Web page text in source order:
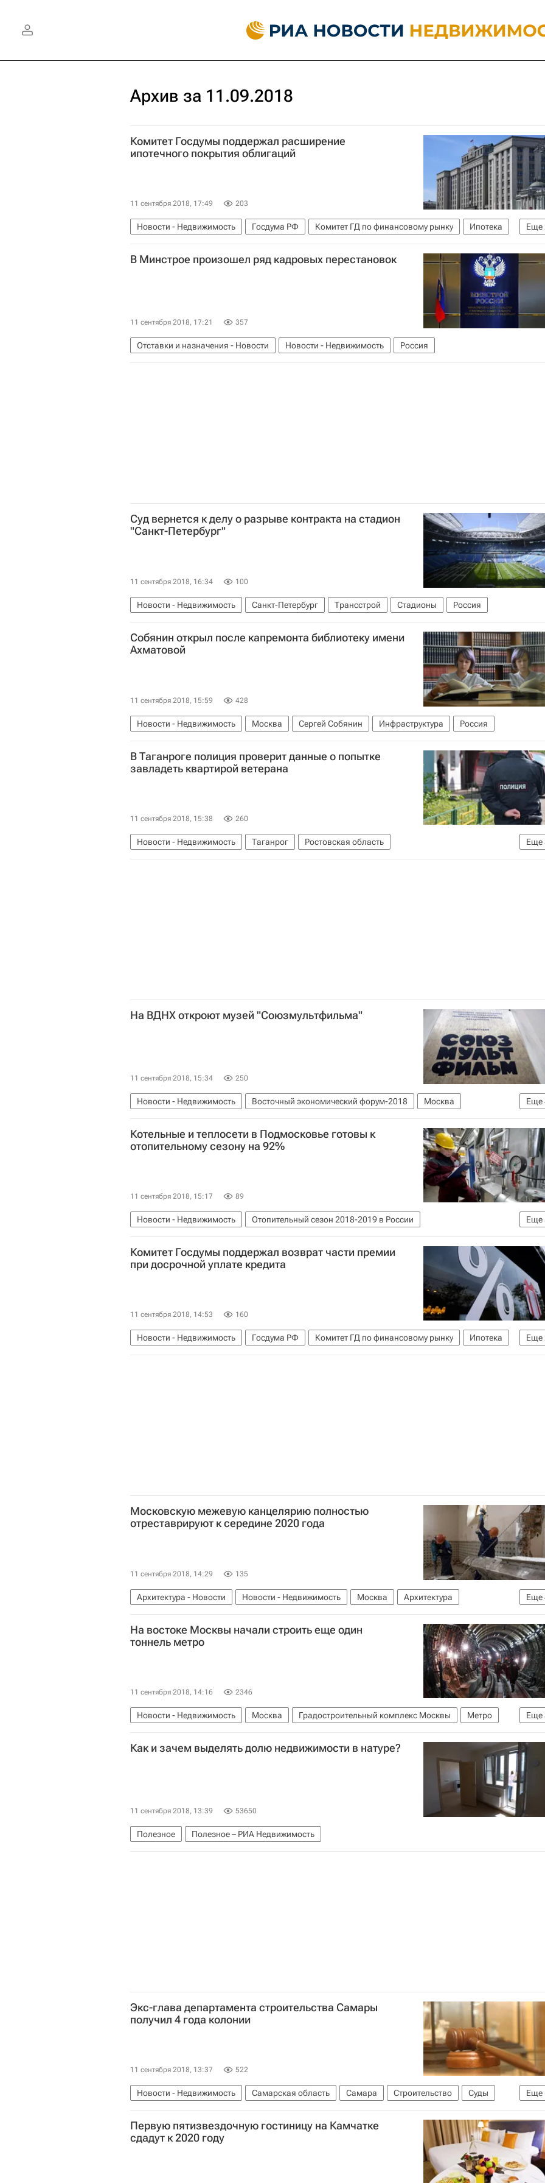
Архив за 11.09.2018
Комитет Госдумы поддержал расширение
ипотечного покрытия облигаций
11 сентября 2018, 17:49 203
Еще
Новости - Недвижимость Госдума РФ Комитет ГД по финансовому рынку
Ипотека
Ипотечные облигации
Россия
В Минстрое произошел ряд кадровых перестановок
11 сентября 2018, 17:21 357
Отставки и назначения - Новости Новости - Недвижимость Россия
Суд вернется к делу о разрыве контракта на стадион
"Санкт-Петербург"
11 сентября 2018, 16:34 100
Новости - Недвижимость Санкт-Петербург Трансстрой Стадионы Россия
Собянин открыл после капремонта библиотеку имени
Ахматовой
11 сентября 2018, 15:59 428
Новости - Недвижимость Москва Сергей Собянин Инфраструктура Россия
В Таганроге полиция проверит данные о попытке
завладеть квартирой ветерана
11 сентября 2018, 15:38 260
Еще
Новости - Недвижимость Таганрог
Ростовская область
ГУ МВД РФ по Ростовской области
Жилье Россия
На ВДНХ откроют музей "Союзмультфильма"
11 сентября 2018, 15:34 250
Еще
Новости - Недвижимость Восточный экономический форум-2018
Москва
Юлиана Слащева
Союзмультфильм ВДНХ Россия
Котельные и теплосети в Подмосковье готовы к
отопительному сезону на 92%
11 сентября 2018, 15:17 89
Еще
Новости - Недвижимость
Отопительный сезон 2018-2019 в России
Московская область (Подмосковье)
Правительство Московской области
ЖКХ
Теплоснабжение
Россия
Комитет Госдумы поддержал возврат части премии
при досрочной уплате кредита
11 сентября 2018, 14:53 160
Еще
Новости - Недвижимость Госдума РФ Комитет ГД по финансовому рынку
Ипотека
Кредиты
Россия
Московскую межевую канцелярию полностью
отреставрируют к середине 2020 года
11 сентября 2018, 14:29 135
Еще
Архитектура - Новости Новости - Недвижимость Москва
Архитектура
Реставрация
Алексей Емельянов (политик) Мосгорнаследие Россия
На востоке Москвы начали строить еще один
тоннель метро
11 сентября 2018, 14:16 2346
Еще
Новости - Недвижимость Москва Градостроительный комплекс Москвы
Метро
Строительство
Инфраструктура Россия
Как и зачем выделять долю недвижимости в натуре?
11 сентября 2018, 13:39 53650
Полезное Полезное – РИА Недвижимость
Экс-глава департамента строительства Самары
получил 4 года колонии
11 сентября 2018, 13:37 522
Еще
Новости - Недвижимость Самарская область Самара Строительство
Суды
Россия
Первую пятизвездочную гостиницу на Камчатке
сдадут к 2020 году